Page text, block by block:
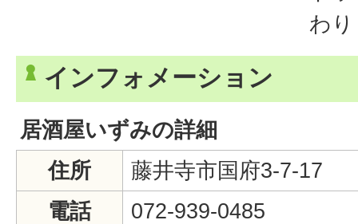
わ
インフォメーション
居酒屋いずみの詳細
住所
藤井寺市国府3-7-17
電話
072-939-0485